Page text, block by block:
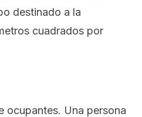
destinado a la
cuadrados por
ocupantes. Una persona